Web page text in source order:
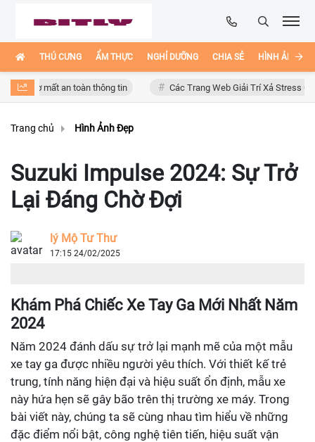
THÚ CƯNG ẨM THỰC NGHỈ DƯỠNG CHIA SẺ HÌNH ẢNH
mất an toàn thông tin Các Trang Web Giải Trí Xả Stress Cực Hay
Trang chủ Hình Ảnh Đẹp
Suzuki Impulse 2024: Sự Trở
Lại Đáng Chờ Đợi
lý Mộ Tư Thư
17:15 24/02/2025
Khám Phá Chiếc Xe Tay Ga Mới Nhất Năm
2024
Năm 2024 đánh dấu sự trở lại mạnh mẽ của một mẫu
xe tay ga được nhiều người yêu thích. Với thiết kế trẻ
trung, tính năng hiện đại và hiệu suất ổn định, mẫu xe
này hứa hẹn sẽ gây bão trên thị trường xe máy. Trong
bài viết này, chúng ta sẽ cùng nhau tìm hiểu về những
đặc điểm nổi bật, công nghệ tiên tiến, hiệu suất vận